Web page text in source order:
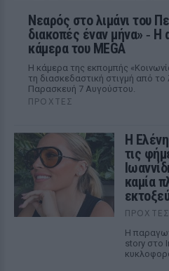
Νεαρός στο λιμάνι του
διακοπές έναν μήνα» ‑ Η
κάμερα του MEGA
Η κάμερα της εκπομπής
τη διασκεδαστική στιγμή από το
Παρασκευή 7 Αυγούστου.
ΠΡΟΧΤΈΣ
Η
τις
καμία
ΠΡΟΧΤΈΣ
Η
story στο